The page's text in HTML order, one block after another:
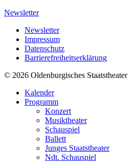
Newsletter
Newsletter
Impressum
Datenschutz
Barrierefreiheitserklärung
© 2026 Oldenburgisches Staatstheater
Kalender
Programm
Konzert
Musiktheater
Schauspiel
Ballett
Junges Staatstheater
Ndt. Schauspiel